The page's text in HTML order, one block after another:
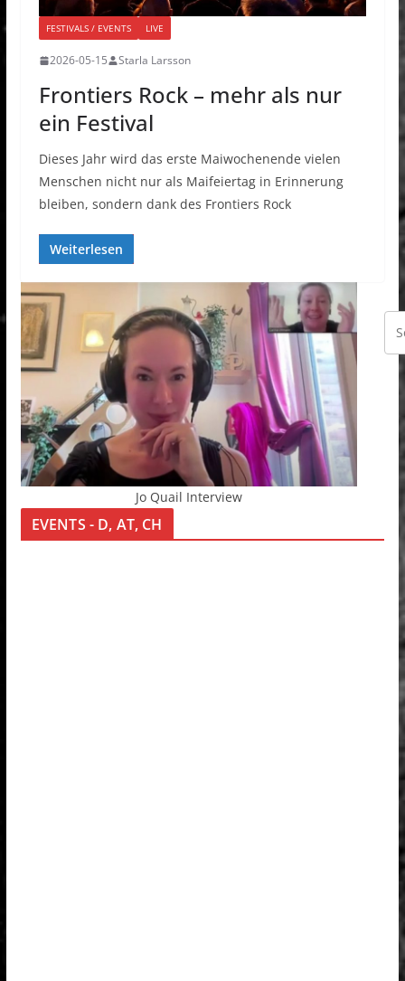
FESTIVALS / EVENTS LIVE
2026-05-15 Starla Larsson
Frontiers Rock – mehr als nur
ein Festival
Dieses Jahr wird das erste Maiwochenende vielen
Menschen nicht nur als Maifeiertag in Erinnerung
bleiben, sondern dank des Frontiers Rock
Weiterlesen
Jo Quail Interview
EVENTS - D, AT, CH